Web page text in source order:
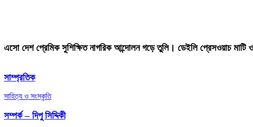
এসো দেশ প্রেমিক সুশিক্ষিত নাগরিক আন্দোলন গড়ে তুলি। ডেইলি প্রেসওয়াচ মাটি
সাম্প্রতিক
সাহিত্য ও সংস্কৃতি
সম্পর্ক – দিপু সিদ্দিকী